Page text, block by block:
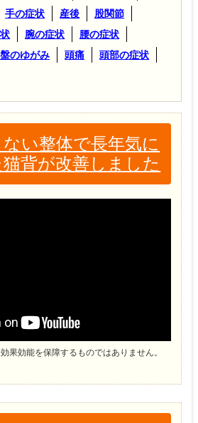
手の症状 産後
股関節
腕の症状
腰の症状
のゆがみ 頭痛
頭部の症状
い整体で長年気に
背が改善しました
果効能を保障するものではありません。